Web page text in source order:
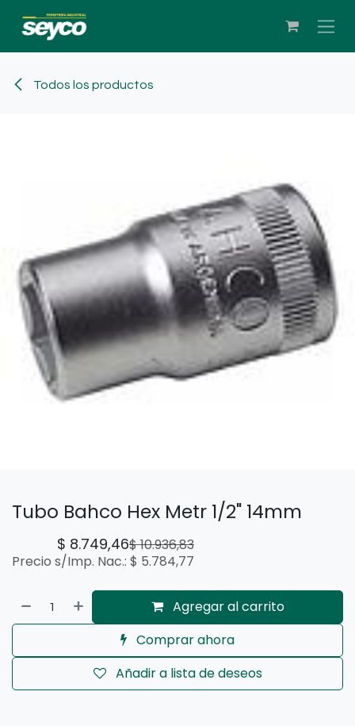
Ir al contenido
Todos los productos
Tubo Bahco Hex Metr 1/2" 14mm
$ 8.749,46$10.936,83
Precio s/Imp. Nac.: $ 5.784,77
Agregar al carrito
Comprar ahora
Añadir a lista de deseos